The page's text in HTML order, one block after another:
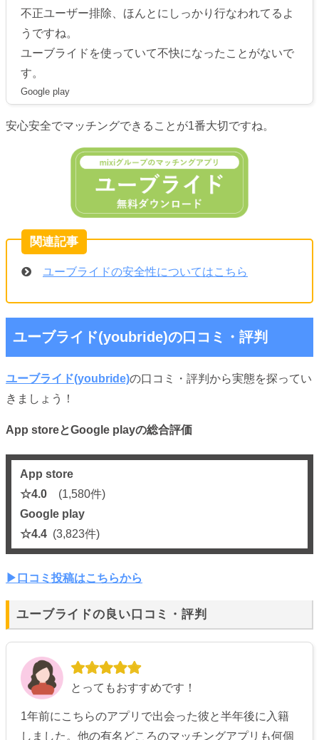
不正ユーザー排除、ほんとにしっかり行なわれてるよ
うですね。
ユーブライドを使っていて不快になったことがないで
す。
Google play
安心安全でマッチングできることが1番大切ですね。
ユーブライドの安全性についてはこちら
ユーブライド(youbride)の口コミ・評判
ユーブライド(youbride)の口コミ・評判から実態を探ってい
きましょう！
App storeとGoogle playの総合評価
App store
☆4.0 (1,580件)
Google play
☆4.4 (3,823件)
▶︎口コミ投稿はこちらから
ユーブライドの良い口コミ・評判
とってもおすすめです！
1年前にこちらのアプリで出会った彼と半年後に入籍
しました。他の有名どころのマッチングアプリも何個